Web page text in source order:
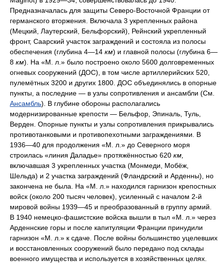
Предназначалась для защиты Северо-Восточной Франции от
германского вторжения. Включала 3 укрепленных района
(Мецкий, Лаутерский, Бельфорский), Рейнский укрепленный
фронт, Саарский участок заграждений и состояла из полосы
обеспечения (глубина 4—14 км) и главной полосы (глубина 6—
8 км). На «М. л.» было построено около 5600 долговременных
огневых сооружений (ДОС), в том числе артиллерийских 520,
пулемётных 3200 и других 1800. ДОС объединялись в опорные
пункты, а последние — в узлы сопротивления и ансамбли (См.
Ансамбль). В глубине обороны располагались
модернизированные крепости — Бельфор, Эпиналь, Туль,
Верден. Опорные пункты и узлы сопротивления прикрывались
противотанковыми и противопехотными заграждениями. В
1936—40 для продолжения «М. л.» до Северного моря
строилась «линия Даладье» протяжённостью 620 км,
включавшая 3 укрепленных участка (Монмеди, Мобёж,
Шельда) и 2 участка заграждений (Фландрский и Арденны), но
закончена не была. На «М. л.» находился гарнизон крепостных
войск (около 200 тысяч человек), усиленный с началом 2-й
мировой войны 1939—45 и преобразованный в группу армий.
В 1940 немецко-фашистские войска вышли в тыл «М. л.» через
Арденнские горы и после капитуляции Франции принудили
гарнизон «М. л.» к сдаче. После войны большинство уцелевших
и восстановленных сооружений было передано под склады
военного имущества и используется в хозяйственных целях.